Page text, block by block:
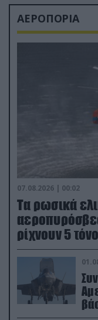
ΑΕΡΟΠΟΡΙΑ
07.08.2026 | 00:02
Τα ρωσικά
ρίχνουν 5